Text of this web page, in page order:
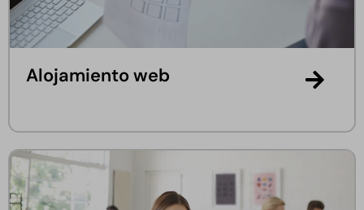
Alojamiento web